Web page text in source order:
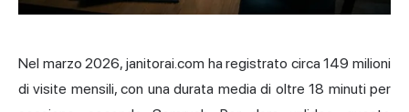
Nel marzo 2026, janitorai.com ha registrato circa 149 milioni
di visite mensili, con una durata media di oltre 18 minuti per